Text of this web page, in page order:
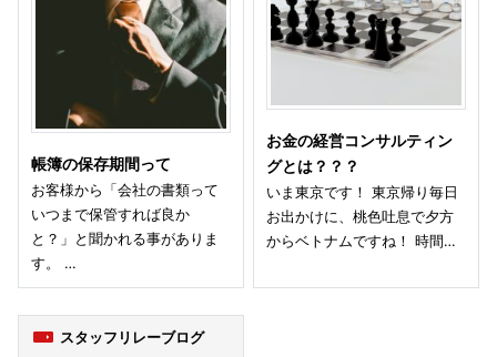
帳簿の保存期間って
お客様から「会社の書類って
いつまで保管すれば良か
と？」と聞かれる事がありま
す。 …
お金の経営コンサルティン
グとは？？？
いま東京です！ 東京帰り毎日
お出かけに、桃色吐息で夕方
からベトナムですね！ 時間…
スタッフリレーブログ